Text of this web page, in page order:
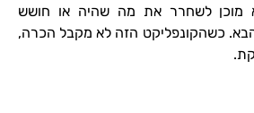
מוכן לשחרר את מה שהיה או חושש
כשהקונפליקט הזה לא מקבל הכרה,